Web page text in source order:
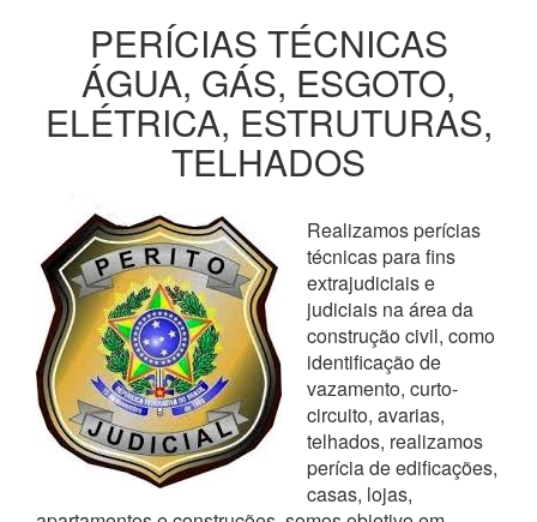
PERÍCIAS TÉCNICAS
ÁGUA, GÁS, ESGOTO,
ELÉTRICA, ESTRUTURAS,
TELHADOS
Realizamos perícias
técnicas para fins
extrajudiciais e
judiciais na área da
construção civil, como
identificação de
vazamento, curto-
circuito, avarias,
telhados, realizamos
perícia de edificações,
casas, lojas,